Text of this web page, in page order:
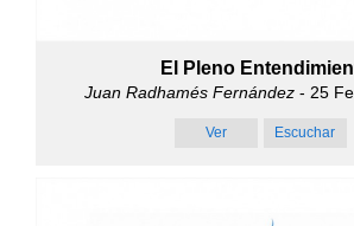
El Pleno
Juan Radhamés Fernández- 25
Ver Escuchar